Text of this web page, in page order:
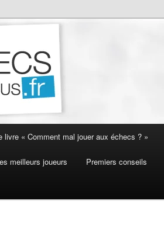
livre « Comment mal jouer aux échecs ? »
meilleurs joueurs Premiers conseils